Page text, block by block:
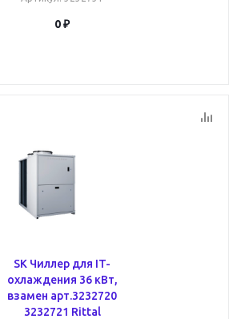
0 ₽
SK Чиллер для IT-
охлаждения 36 кВт,
взамен арт.3232720
3232721 Rittal